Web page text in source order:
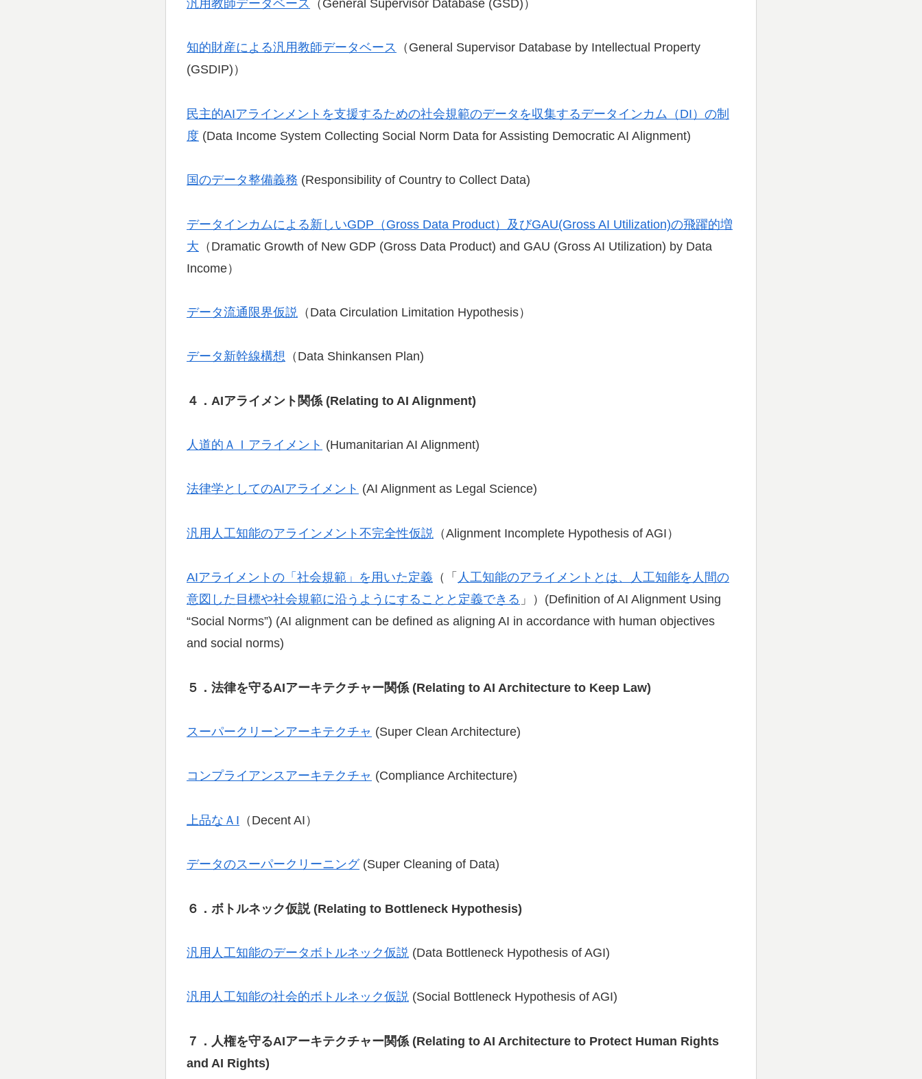
汎用教師データベース （General Supervisor Database (GSD)）
知的財産による汎用教師データベース （General Supervisor Database by Intellectual Property
(GSDIP)）
民主的AIアラインメントを支援するための社会規範のデータを収集するデータインカム（DI）の制
度 (Data Income System Collecting Social Norm Data for Assisting Democratic AI Alignment)
国のデータ整備義務 (Responsibility of Country to Collect Data)
データインカムによる新しいGDP（Gross Data Product）及びGAU(Gross AI Utilization)の飛躍的増
大 （Dramatic Growth of New GDP (Gross Data Product) and GAU (Gross AI Utilization) by Data
Income）
データ流通限界仮説 （Data Circulation Limitation Hypothesis）
データ新幹線構想 （Data Shinkansen Plan)
４．AIアライメント関係 (Relating to AI Alignment)
人道的ＡＩアライメント (Humanitarian AI Alignment)
法律学としてのAIアライメント (AI Alignment as Legal Science)
汎用人工知能のアラインメント不完全性仮説 （Alignment Incomplete Hypothesis of AGI）
AIアライメントの「社会規範」を用いた定義 （「 人工知能のアライメントとは、人工知能を人間の
意図した目標や社会規範に沿うようにすることと定義できる 」）(Definition of AI Alignment Using
“Social Norms”) (AI alignment can be defined as aligning AI in accordance with human objectives
and social norms)
５．法律を守るAIアーキテクチャー関係 (Relating to AI Architecture to Keep Law)
スーパークリーンアーキテクチャ (Super Clean Architecture)
コンプライアンスアーキテクチャ (Compliance Architecture)
上品なＡI （Decent AI）
データのスーパークリーニング(Super Cleaning of Data)
６．ボトルネック仮説 (Relating to Bottleneck Hypothesis)
汎用人工知能のデータボトルネック仮説 (Data Bottleneck Hypothesis of AGI)
汎用人工知能の社会的ボトルネック仮説 (Social Bottleneck Hypothesis of AGI)
７．人権を守るAIアーキテクチャー関係 (Relating to AI Architecture to Protect Human Rights
and AI Rights)